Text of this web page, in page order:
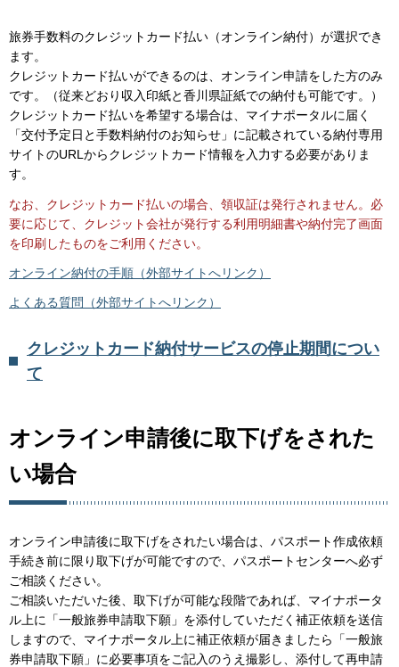
旅券手数料のクレジットカード払い（オンライン納付）が選択でき
ます。
クレジットカード払いができるのは、オンライン申請をした方のみ
です。（従来どおり収入印紙と香川県証紙での納付も可能です。）
クレジットカード払いを希望する場合は、マイナポータルに届く
「交付予定日と手数料納付のお知らせ」に記載されている納付専用
サイトのURLからクレジットカード情報を入力する必要がありま
す。
なお、クレジットカード払いの場合、領収証は発行されません。必
要に応じて、クレジット会社が発行する利用明細書や納付完了画面
を印刷したものをご利用ください。
オンライン納付の手順（外部サイトへリンク）
よ くある質問（外部サイトへリンク）
クレジットカード納付サービスの停止期間につい
て
オンライン申請後に取下げをされた
い場合
オンライン申請後に取下げをされたい場合は、パスポート作成依頼
手続き前に限り取下げが可能ですので、パスポートセンターへ必ず
ご相談ください。
ご相談いただいた後、取下げが可能な段階であれば、マイナポータ
ル上に「一般旅券申請取下願」を添付していただく補正依頼を送信
しますので、マイナポータル上に補正依頼が届きましたら「一般旅
券申請取下願」に必要事項をご記入のうえ撮影し、添付して再申請